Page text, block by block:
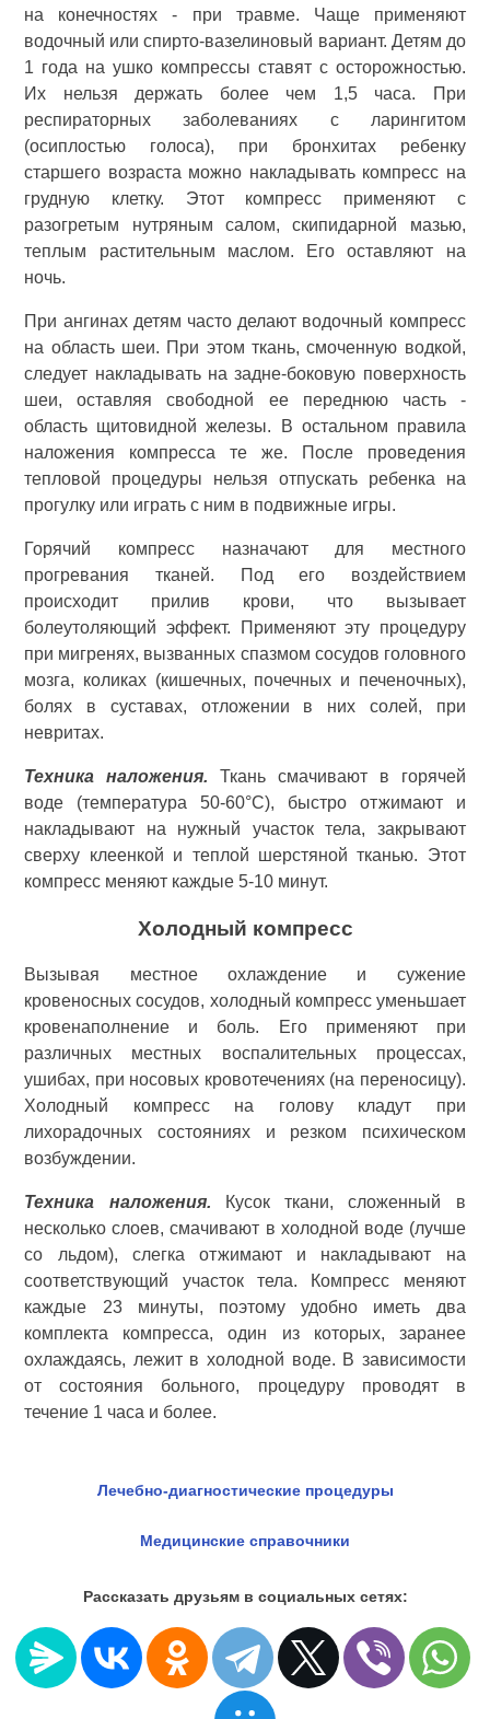
на конечностях - при травме. Чаще применяют
водочный или спирто-вазелиновый вариант. Детям до
1 года на ушко компрессы ставят с осторожностью.
Их нельзя держать более чем 1,5 часа. При
респираторных заболеваниях с ларингитом
(осиплостью голоса), при бронхитах ребенку
старшего возраста можно накладывать компресс на
грудную клетку. Этот компресс применяют с
разогретым нутряным салом, скипидарной мазью,
теплым растительным маслом. Его оставляют на
ночь.
При ангинах детям часто делают водочный компресс
на область шеи. При этом ткань, смоченную водкой,
следует накладывать на задне-боковую поверхность
шеи, оставляя свободной ее переднюю часть -
область щитовидной железы. В остальном правила
наложения компресса те же. После проведения
тепловой процедуры нельзя отпускать ребенка на
прогулку или играть с ним в подвижные игры.
Горячий компресс назначают для местного
прогревания тканей. Под его воздействием
происходит прилив крови, что вызывает
болеутоляющий эффект. Применяют эту процедуру
при мигренях, вызванных спазмом сосудов головного
мозга, коликах (кишечных, почечных и печеночных),
болях в суставах, отложении в них солей, при
невритах.
Техника наложения.Ткань смачивают в горячей
воде (температура 50-60°С), быстро отжимают и
накладывают на нужный участок тела, закрывают
сверху клеенкой и теплой шерстяной тканью. Этот
компресс меняют каждые 5-10 минут.
Холодный компресс
Вызывая местное охлаждение и сужение
кровеносных сосудов, холодный компресс уменьшает
кровенаполнение и боль. Его применяют при
различных местных воспалительных процессах,
ушибах, при носовых кровотечениях (на переносицу).
Холодный компресс на голову кладут при
лихорадочных состояниях и резком психическом
возбуждении.
Техника наложения. Кусок ткани, сложенный в
несколько слоев, смачивают в холодной воде (лучше
со льдом), слегка отжимают и накладывают на
соответствующий участок тела. Компресс меняют
каждые 23 минуты, поэтому удобно иметь два
комплекта компресса, один из которых, заранее
охлаждаясь, лежит в холодной воде. В зависимости
от состояния больного, процедуру проводят в
течение 1 часа и более.
Лечебно-диагностические процедуры
Медицинские справочники
Рассказать друзьям в социальных сетях: